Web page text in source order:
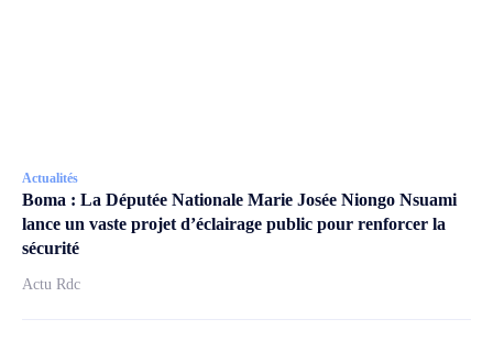
Actualités
Boma : La Députée Nationale Marie Josée Niongo Nsuami
lance un vaste projet d’éclairage public pour renforcer la
sécurité
Actu Rdc